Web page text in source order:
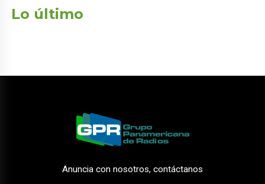
Lo último
Anuncia con nosotros, contáctanos